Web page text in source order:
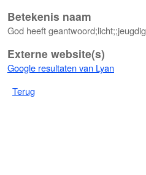
Betekenis naam
God heeft geantwoord;licht;;jeugdig
Externe website(s)
Google resultaten van Lyan
Terug